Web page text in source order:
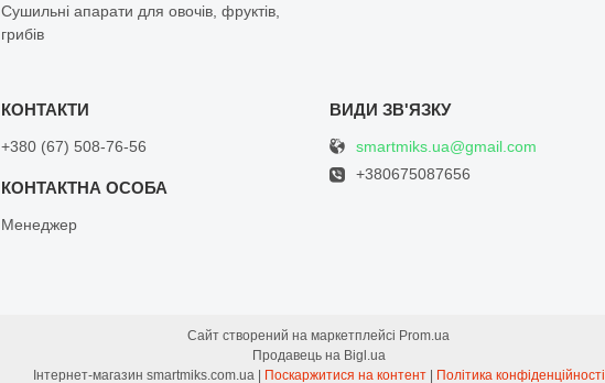
Сушильні апарати для овочів, фруктів,
грибів
+380 (67) 508-76-56
Менеджер
smartmiks.ua@gmail.com
+380675087656
Сайт створений на маркетплейсі Prom.ua
Продавець на Bigl.ua
Поскаржитися на контент Політика конфіденційності